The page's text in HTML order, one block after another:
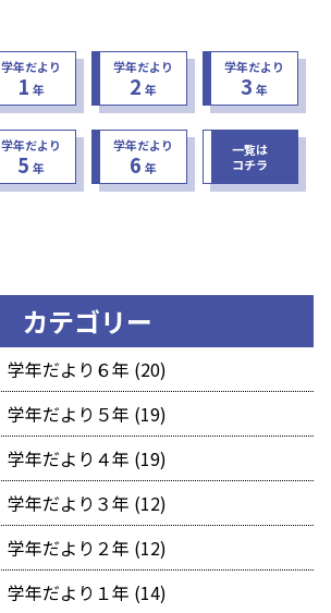
学年だより
1 年
学年だより
2 年
学年だより
3 年
学年だより
5 年
学年だより
6 年
一覧は
コチラ
カテゴリー
学年だより６年 (20)
学年だより５年 (19)
学年だより４年 (19)
学年だより３年 (12)
学年だより２年 (12)
学年だより１年 (14)